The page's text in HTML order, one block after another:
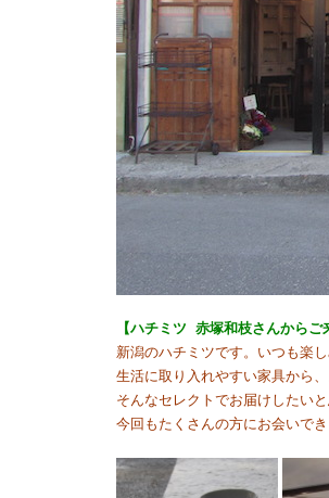
【ハチミツ 赤塚和枝さんから
新潟のハチミツです。いつも楽
生活に取り入れやすい家具から
そんなセレクトでお届けしたいと
今回もたくさんの方にお会いで